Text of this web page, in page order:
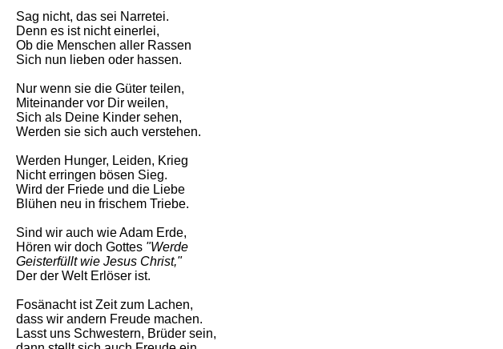
Sag nicht, das sei Narretei.
Denn es ist nicht einerlei,
Ob die Menschen aller Rassen
Sich nun lieben oder hassen.
Nur wenn sie die Güter teilen,
Miteinander vor Dir weilen,
Sich als Deine Kinder sehen,
Werden sie sich auch verstehen.
Werden Hunger, Leiden, Krieg
Nicht erringen bösen Sieg.
Wird der Friede und die Liebe
Blühen neu in frischem Triebe.
Sind wir auch wie Adam Erde,
Hören wir doch Gottes "Werde
Geisterfüllt wie Jesus Christ,"
Der der Welt Erlöser ist.
Fosänacht ist Zeit zum Lachen,
dass wir andern Freude machen.
Lasst uns Schwestern, Brüder sein,